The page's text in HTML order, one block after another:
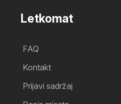
Letkomat
FAQ
Kontakt
Prijavi sadržaj